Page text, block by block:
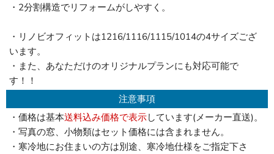
・2分割構造でリフォームがしやすく。
・リノビオフィットは1216/1116/1115/1014の4サイズござ
います。
・また、あなただけのオリジナルプランにも対応可能で
す！！
注意事項
・価格は基本送料込み価格で表示しています(メーカー直送)。
・写真の窓、小物類はセット価格には含まれません。
・寒冷地にお住まいの方は別途、寒冷地仕様をご指定下さ